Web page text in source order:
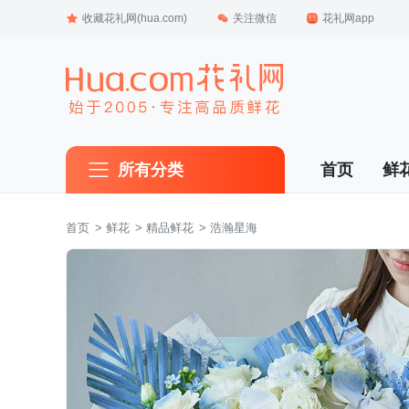
收藏花礼网(hua.com) 关注微信 花礼网app
所有分类 首页 鲜
首页 > 鲜花 > 精品鲜花 > 浩瀚星海